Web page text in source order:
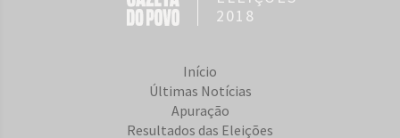
2018
Início
Últimas Notícias
Apuração
Resultados das Eleições